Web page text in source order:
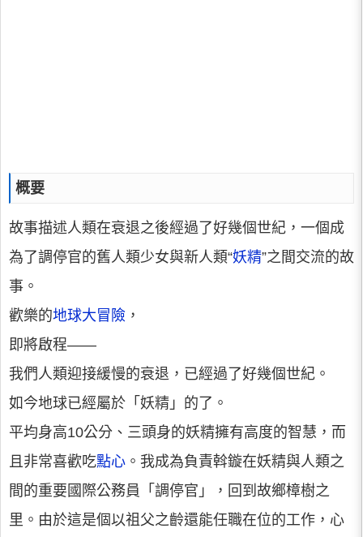
概要
故事描述人類在衰退之後經過了好幾個世紀，一個成
為了調停官的舊人類少女與新人類“妖精”之間交流的故
事。
歡樂的地球大冒險 ，
即將啟程——
我們人類迎接緩慢的衰退，已經過了好幾個世紀。
如今地球已經屬於「妖精」的了。
平均身高10公分、三頭身的妖精擁有高度的智慧，而
且非常喜歡吃點心 。我成為負責斡鏇在妖精與人類之
間的重要國際公務員「調停官」，回到故鄉樟樹之
里。由於這是個以祖父之齡還能任職在位的工作，心